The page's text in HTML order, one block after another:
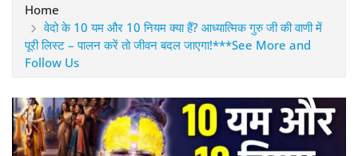
Home
वेदो के 10 यम और 10 नियम क्या हैं? आध्यात्मिक गुरु जी की वाणी में
पूरी लिस्ट – पालन करें तो जीवन बदल जाएगा!***See More and
Follow Us